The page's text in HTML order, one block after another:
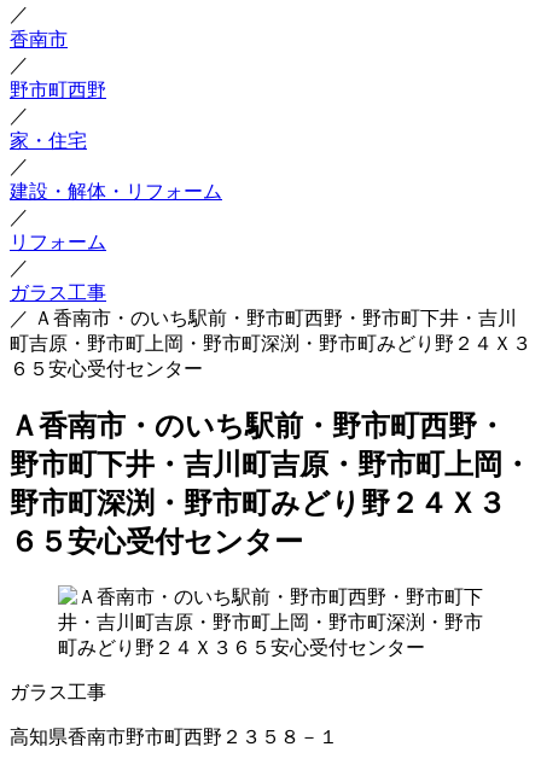
／
香南市
／
野市町西野
／
家・住宅
／
建設・解体・リフォーム
／
リフォーム
／
ガラス工事
／ Ａ香南市・のいち駅前・野市町西野・野市町下井・吉川
町吉原・野市町上岡・野市町深渕・野市町みどり野２４Ｘ３
６５安心受付センター
Ａ香南市・のいち駅前・野市町西野・
野市町下井・吉川町吉原・野市町上岡・
野市町深渕・野市町みどり野２４Ｘ３
６５安心受付センター
ガラス工事
高知県香南市野市町西野２３５８－１